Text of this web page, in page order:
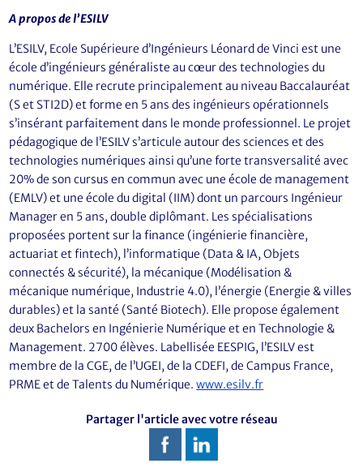
A propos de l’ESILV
L’ESILV, Ecole Supérieure d’Ingénieurs Léonard de Vinci est une
école d’ingénieurs généraliste au cœur des technologies du
numérique. Elle recrute principalement au niveau Baccalauréat
(S et STI2D) et forme en 5 ans des ingénieurs opérationnels
s’insérant parfaitement dans le monde professionnel. Le projet
pédagogique de l’ESILV s’articule autour des sciences et des
technologies numériques ainsi qu’une forte transversalité avec
20% de son cursus en commun avec une école de management
(EMLV) et une école du digital (IIM) dont un parcours Ingénieur
Manager en 5 ans, double diplômant. Les spécialisations
proposées portent sur la finance (ingénierie financière,
actuariat et fintech), l’informatique (Data & IA, Objets
connectés & sécurité), la mécanique (Modélisation &
mécanique numérique, Industrie 4.0), l’énergie (Energie & villes
durables) et la santé (Santé Biotech). Elle propose également
deux Bachelors en Ingénierie Numérique et en Technologie &
Management. 2700 élèves. Labellisée EESPIG, l’ESILV est
membre de la CGE, de l’UGEI, de la CDEFI, de Campus France,
PRME et de Talents du Numérique.www.esilv.fr
Partager l'article avec votre réseau